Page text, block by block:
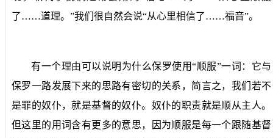
了……道理。”我们很自然会说“从心里相信了……福音”。
有一个理由可以说明为什么保罗使用“顺服”一词：它与
保罗一路发展下来的思路有密切的关系，简言之，我们若不
是罪的奴仆，就是基督的奴仆。奴仆的职责就是顺从主人。
但这里的用词含有更多的意思，因为顺服是每一个跟随基督